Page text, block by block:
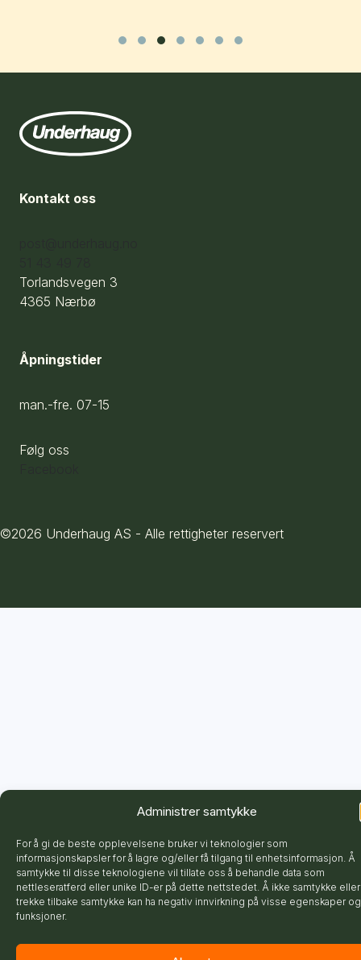
Administrer samtykke
For å gi de beste opplevelsene bruker vi teknologier som
informasjonskapsler for å lagre og/eller få tilgang til enhetsinformasjon. Å
samtykke til disse teknologiene vil tillate oss å behandle data som
nettleseratferd eller unike ID-er på dette nettstedet. Å ikke samtykke eller
trekke tilbake samtykke kan ha negativ innvirkning på visse egenskaper og
funksjoner.
Kontakt oss
Torlandsvegen 3
4365 Nærbø
Åpningstider
man.-fre. 07-15
Følg oss
©2026 Underhaug AS - Alle rettigheter reservert